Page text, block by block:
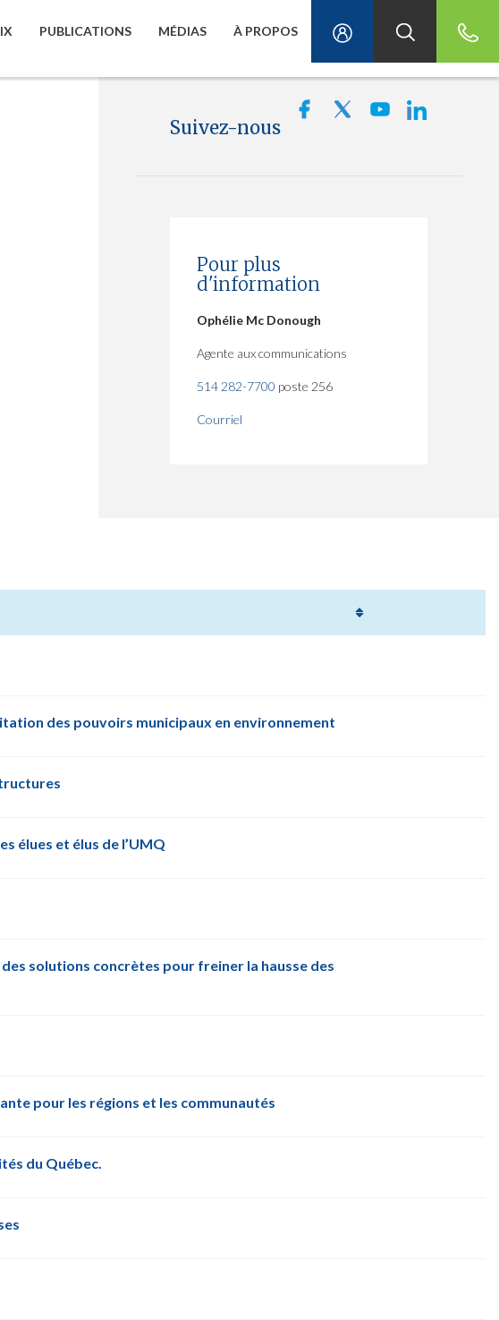
PUBLICATIONS MÉDIAS À PROPOS
Suivez-nous
Pour plus
d'information
Ophélie Mc Donough
Agente aux communications
514 282-7700 poste 256
Courriel
des pouvoirs municipaux en environnement
élues et élus de l’UMQ
solutions concrètes pour freiner la hausse des
pour les régions et les communautés
du Québec.